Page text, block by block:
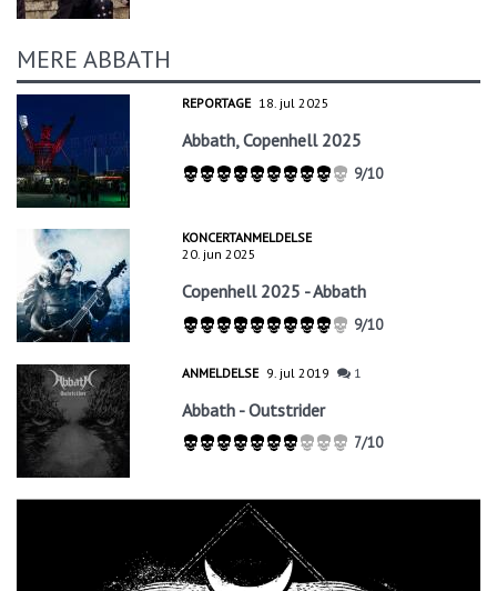
MERE ABBATH
REPORTAGE 18. jul 2025
Abbath, Copenhell 2025
9/10
KONCERTANMELDELSE
20. jun 2025
Copenhell 2025 - Abbath
9/10
ANMELDELSE 9. jul 2019 1
Abbath - Outstrider
7/10